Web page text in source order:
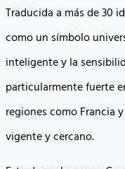
Traducida a más de 30
como un símbolo
inteligente y la
particularmente fuerte
regiones como Francia
vigente y cercano.